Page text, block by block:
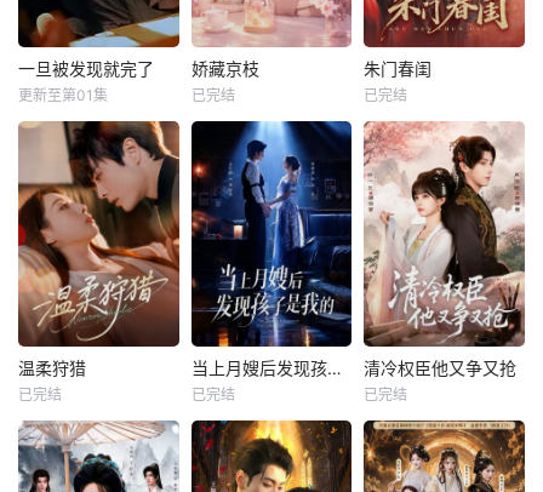
一旦被发现就完了
更新至第01集
娇藏京枝
已完结
朱门春闺
已完结
温柔狩猎
已完结
当上月嫂后发现孩子是我的
已完结
清冷权臣他又争又抢
已完结